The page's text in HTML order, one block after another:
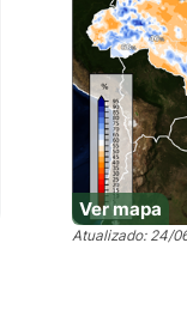
Ver mapa
Atualizado: 24/